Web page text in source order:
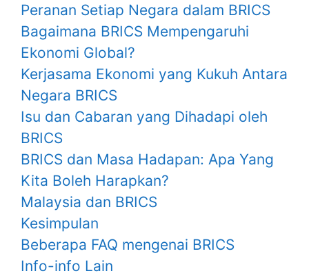
Peranan Setiap Negara dalam BRICS
Bagaimana BRICS Mempengaruhi
Ekonomi Global?
Kerjasama Ekonomi yang Kukuh Antara
Negara BRICS
Isu dan Cabaran yang Dihadapi oleh
BRICS
BRICS dan Masa Hadapan: Apa Yang
Kita Boleh Harapkan?
Malaysia dan BRICS
Kesimpulan
Beberapa FAQ mengenai BRICS
Info-info Lain